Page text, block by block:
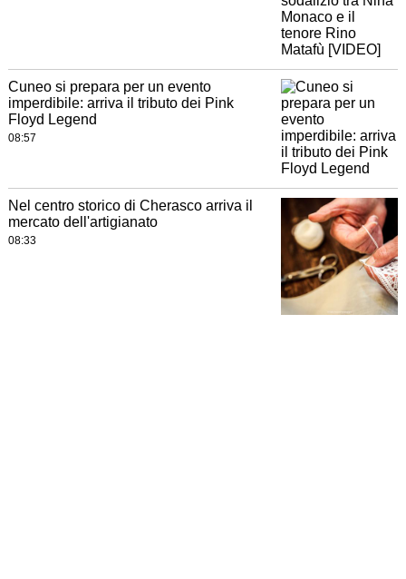
Cuneo si prepara per un evento
imperdibile: arriva il tributo dei Pink
Floyd Legend
08:57
Nel centro storico di Cherasco arriva il
mercato dell'artigianato
08:33